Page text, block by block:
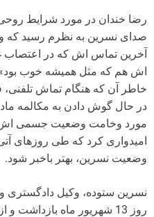
رضا خندان در مورد شرایط
صدای نسرین به نظرم رسید
آخرین تماس اش که در
اش هم که مثل همیشه خوب
خاطر آن که هنگام تماش تلفنی،
در حال گوش دادن به مکالمه
مورد وخامت وضعیت جسمی اش
امیدواری کرد که طی روزهای
وضعیت نسرین، بهتر باخبر شود.
نسرین ستوده، وکیل دادگستری